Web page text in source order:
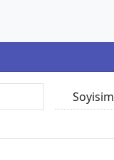
Soyisim